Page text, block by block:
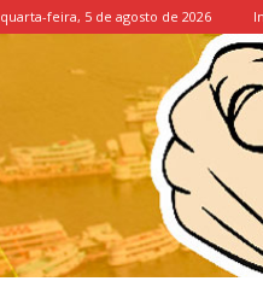
quarta-feira, 5 de agosto de 2026